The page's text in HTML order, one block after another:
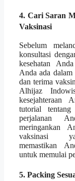
4. Cari Saran
Vaksinasi
Sebelum
konsultasi
kesehatan
Anda ada dalam
dan terima
Alhijaz
kesejahteraan
tutorial
perjalanan
meringankan
vaksinasi
memastikan
untuk memulai
5. Packing